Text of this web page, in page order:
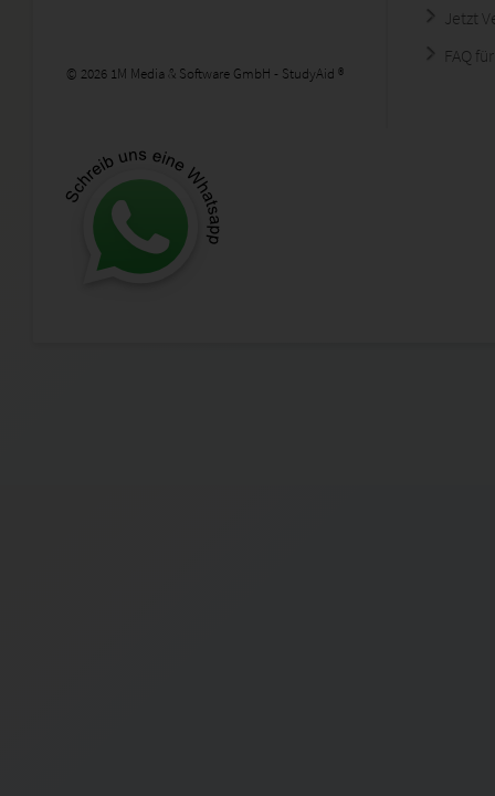
© 2026 1M Media & Software GmbH - StudyAid ®
Jetzt
FAQ